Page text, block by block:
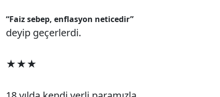
“Faiz sebep, enflasyon neticedir”
deyip geçerlerdi.
★★★